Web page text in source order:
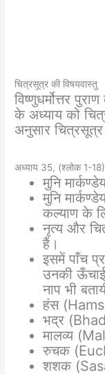
चित्रसूत्र की विषयवास्तु
विष्णुधर्मोत्तर
के अध्याय को
अनुसार
अध्याय 35, (श्लोक 1-18)
मुनि
मुनि
कल्याण के
नृत्य और
हैं।
इसमें पाँच
उनकी
नाप भी
हंस
भद्र
मालव्य
रुचक
शशक